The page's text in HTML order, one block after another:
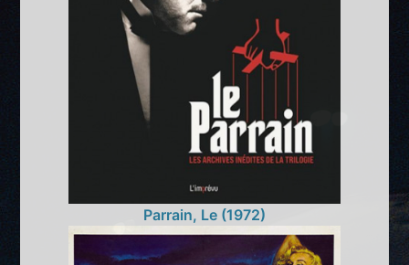
Parrain, Le (1972)